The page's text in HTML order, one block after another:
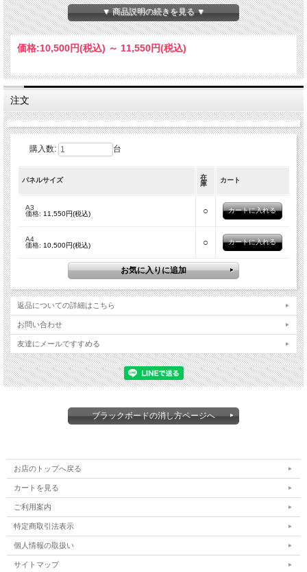
※こちらの商品は送料無料（沖縄と離島は送料別途2,200円）
▼ 商品説明の続きを見る ▼
価格:10,500円(税込) ～ 11,550円(税込)
注文
購入数: 台
パネルサイズ
在
庫
カート
A3
価格: 11,550円(税込) ○
A4
価格: 10,500円(税込) ○
返品についての詳細はこちら
お問い合わせ
友達にメールですすめる
ブラックボードの消し方ページへ
お店のトップへ戻る
カートを見る
ご利用案内
特定商取引法表示
個人情報の取扱い
サイトマップ